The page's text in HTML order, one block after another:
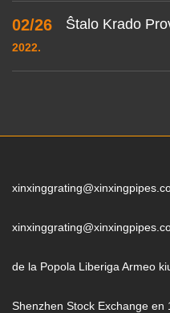
02/26
2022.
Ŝtalo Krado
de la Popola Liberiga Armeo
Shenzhen Stock Exchange en